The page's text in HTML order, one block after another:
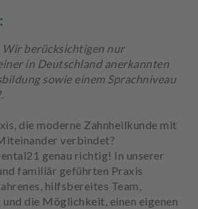
Wir berücksichtigen nur
in Deutschland anerkannten
sowie einem Sprachniveau
die moderne Zahnheilkunde mit
verbindet?
genau richtig! In unserer
familiär geführten Praxis
hilfsbereites Team,
die Möglichkeit, einen eigenen